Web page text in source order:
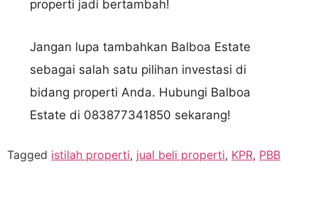
properti jadi bertambah!
Jangan lupa tambahkan Balboa Estate
sebagai salah satu pilihan investasi di
bidang properti Anda. Hubungi Balboa
Estate di 083877341850 sekarang!
Tagged istilah properti, jual beli properti, KPR, PBB